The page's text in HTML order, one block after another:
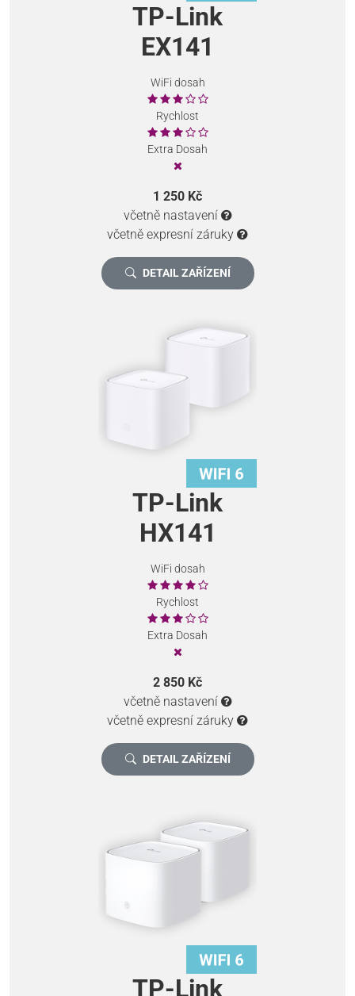
TP-Link
EX141
WiFi dosah
Rychlost
Extra Dosah
1 250 Kč
včetně nastavení
včetně expresní záruky
DETAIL ZAŘÍZENÍ
TP-Link
HX141
WiFi dosah
Rychlost
Extra Dosah
2 850 Kč
včetně nastavení
včetně expresní záruky
DETAIL ZAŘÍZENÍ
TP-Link